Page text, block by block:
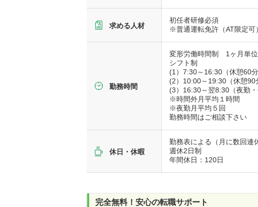
求める人材
初任者研修必須
※普通運転免許（AT限定可
勤務時間
変形労働時間制 1ヶ月単位
シフト制
(1）7:30～16:30（休憩60分
(2）10:00～19:30（休憩90
(3）16:30～翌8:30（夜勤・
※時間外月平均１時間
※夜勤月平均５回
勤務時間はご相談下さい
休日・休暇
勤務表による（月に数回連
週休2日制
年間休日：120日
完全無料！安心の転職サポート